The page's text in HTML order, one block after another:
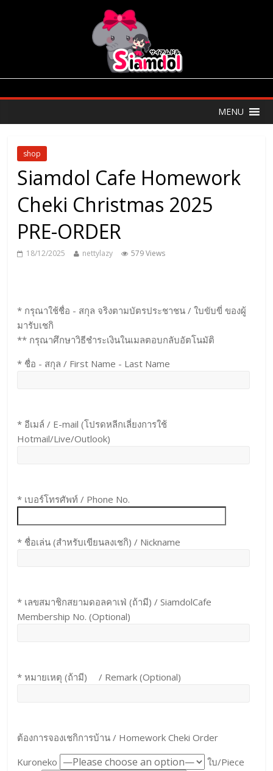
MENU
shop
Siamdol Cafe Homework
Cheki Christmas 2025
PRE-ORDER
18/12/2025 nettylazy 579 Views
* กรุณาใช้ชื่อ - สกุล จริงตามบัตรประชาชน / ใบขับขี่ ของผู้
มารับเชกิ
** กรุณาศึกษาวิธีชำระเงินในเมลตอบกลับอัตโนมัติ
* ชื่อ - สกุล / First Name - Last Name
* อีเมล์ / E-mail (โปรดหลีกเลี่ยงการใช้
Hotmail/Live/Outlook)
* เบอร์โทรศัพท์ / Phone No.
* ชื่อเล่น (สำหรับเขียนลงเชกิ) / Nickname
* เลขสมาชิกสยามดอลคาเฟ่ (ถ้ามี) / SiamdolCafe
Membership No. (Optional)
* หมายเหตุ (ถ้ามี) / Remark (Optional)
ต้องการจองเชกิการบ้าน / Homework Cheki Order
Kuroneko
ใบ/Piece